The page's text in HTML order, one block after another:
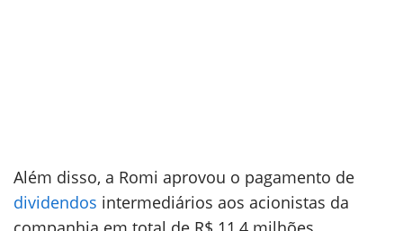
Além disso, a Romi aprovou o pagamento de
dividendos intermediários aos acionistas da